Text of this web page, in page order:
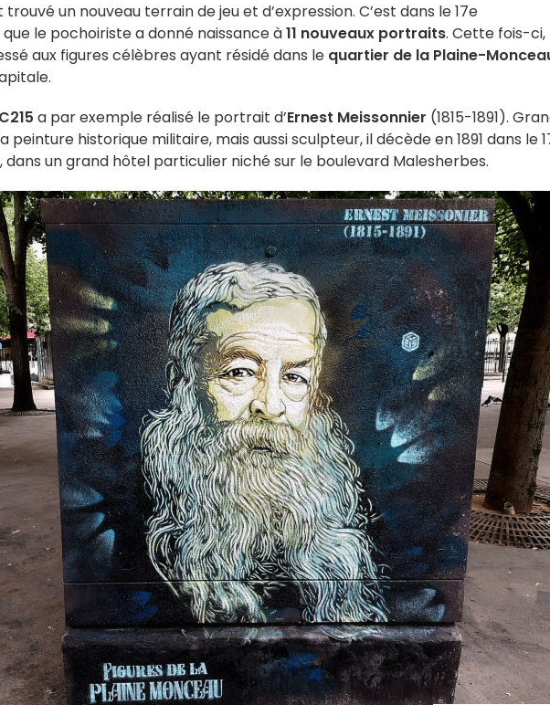
trouvé un nouveau terrain de jeu et d’expression. C’est dans le 17e
le pochoiriste a donné naissance à11 nouveaux portraits. Cette fois-ci,
aux figures célèbres ayant résidé dans le quartier de la Plaine-
C215 a par exemple réalisé le portrait d’Ernest Meissonnier (1815-1891).
peinture historique militaire, mais aussi sculpteur, il décède en 1891 dans le
dans un grand hôtel particulier niché sur le boulevard Malesherbes.